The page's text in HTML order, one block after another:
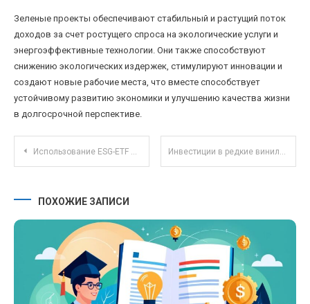
Зеленые проекты обеспечивают стабильный и растущий поток
доходов за счет ростущего спроса на экологические услуги и
энергоэффективные технологии. Они также способствуют
снижению экологических издержек, стимулируют инновации и
создают новые рабочие места, что вместе способствует
устойчивому развитию экономики и улучшению качества жизни
в долгосрочной перспективе.
Навигация по записям
Использование ESG-ETF для поиска устойчивых инвестиционных возможностей в 2025 году Инвестиции в редкие виниловые пластинки как альтернативный актив для диверсификации портфеля
ПОХОЖИЕ ЗАПИСИ